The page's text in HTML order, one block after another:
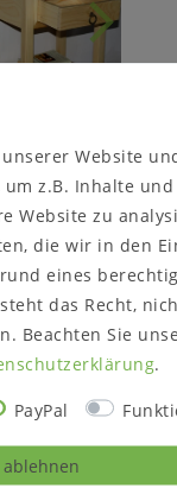
Details:
Website
z.B. Inhalte
zu
die wir in den
eines
das Recht,
Beachten Sie
.
PayPal
ablehnen